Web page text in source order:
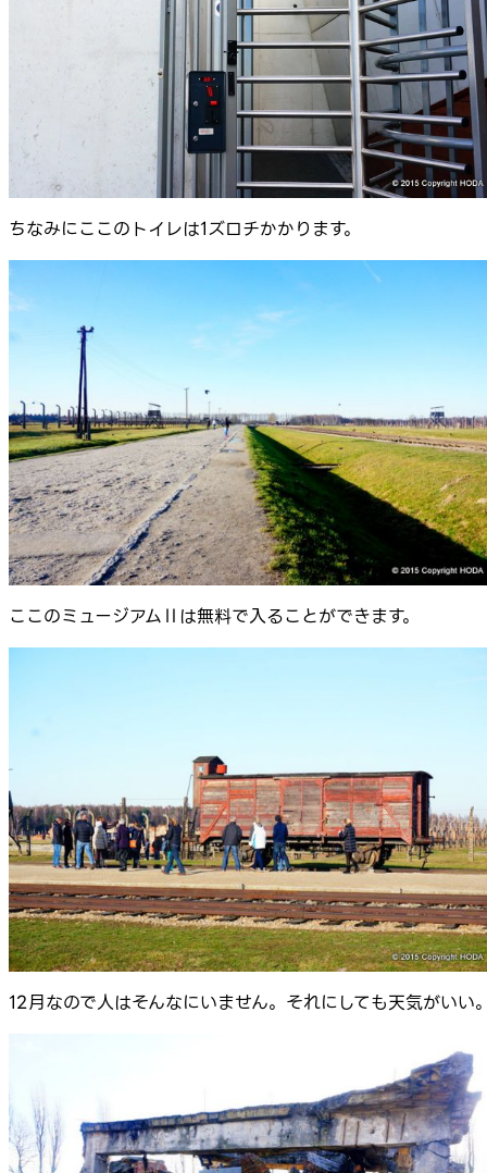
ちなみにここのトイレは1ズロチかかります。
ここのミュージアムⅡは無料で入ることができます。
12月なので人はそんなにいません。それにしても天気がいい